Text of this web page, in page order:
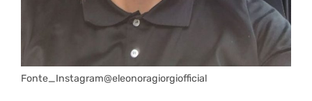
Fonte_Instagram@eleonoragiorgiofficial